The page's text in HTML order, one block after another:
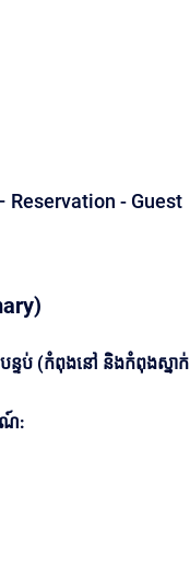
Reservation - Guest
ន្ទប់ (កំពុងនៅ​ និងកំពុងស្នាក់
ណ៍: